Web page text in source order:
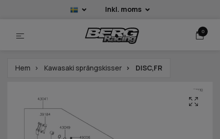
Inkl. moms
0
Hem Kawasaki sprängskisser DISC,FR